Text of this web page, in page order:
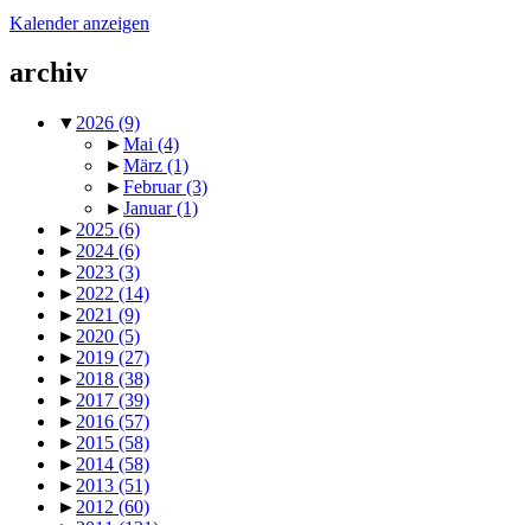
Kalender anzeigen
archiv
▼ 2026 (9)
►Mai (4)
►März (1)
►Februar(3)
►Januar(1)
► 2025 (6)
► 2024 (6)
► 2023 (3)
► 2022 (14)
► 2021 (9)
► 2020 (5)
► 2019 (27)
► 2018 (38)
► 2017 (39)
► 2016 (57)
► 2015 (58)
► 2014 (58)
► 2013 (51)
► 2012 (60)